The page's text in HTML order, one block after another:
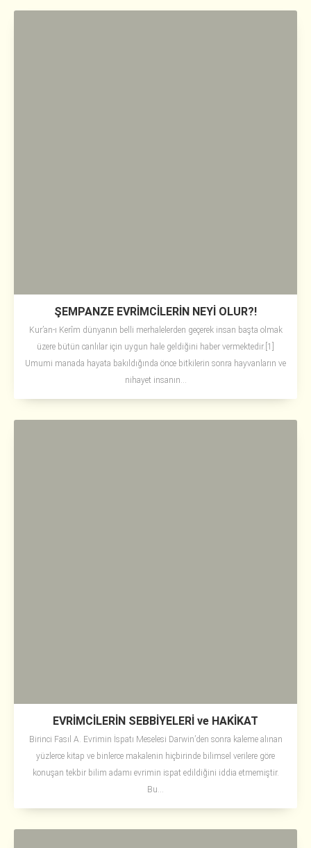
ŞEMPANZE EVRİMCİLERİN NEYİ OLUR?!
Kur’an-ı Kerîm dünyanın belli merhalelerden geçerek insan başta olmak
üzere bütün canlılar için uygun hale geldiğini haber vermektedir.[1]
Umumi manada hayata bakıldığında önce bitkilerin sonra hayvanların ve
nihayet insanın...
EVRİMCİLERİN SEBBİYELERİ ve HAKİKAT
Birinci Fasıl A. Evrimin İspatı Meselesi Darwin’den sonra kaleme alınan
yüzlerce kitap ve binlerce makalenin hiçbirinde bilimsel verilere göre
konuşan tekbir bilim adamı evrimin ispat edildiğini iddia etmemiştir.
Bu...